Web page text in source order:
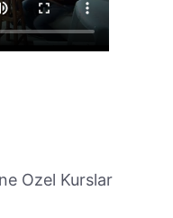
Ozel Kurslar